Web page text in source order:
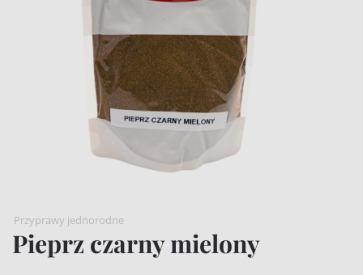
Przyprawy jednorodne
Pieprz czarny mielony